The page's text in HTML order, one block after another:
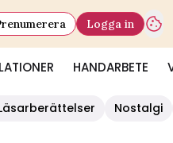
HANDARBETE
Logga in
Nostalgi